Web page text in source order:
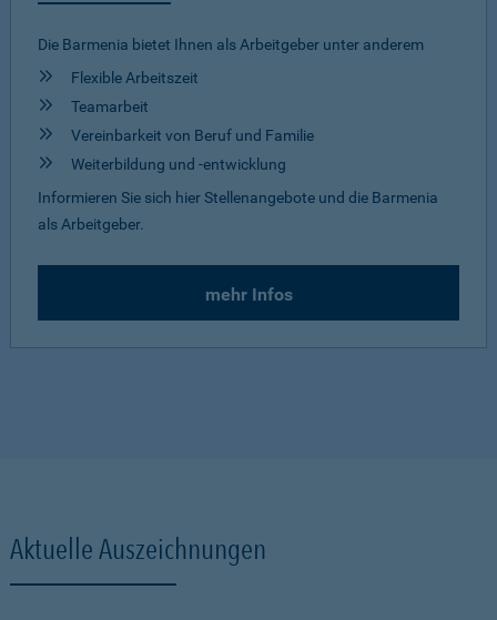
Die Barmenia bietet Ihnen als Arbeitgeber unter anderem
Flexible Arbeitszeit
Teamarbeit
Vereinbarkeit von Beruf und Familie
Weiterbildung und -entwicklung
Informieren Sie sich hier Stellenangebote und die Barmenia
als Arbeitgeber.
mehr Infos
Aktuelle Auszeichnungen